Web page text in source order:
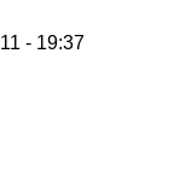
- 19:37